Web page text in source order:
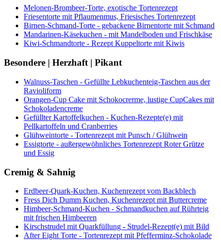
Melonen-Brombeer-Torte, exotische Tortenrezept
Friesentorte mit Pflaumenmus, Friesisches Tortenrezept
Birnen-Schmand-Torte - gebackene Birnentorte mit Schmand
Mandarinen-Käsekuchen - mit Mandelboden und Frischkäse
Kiwi-Schmandtorte - Rezept Kuppeltorte mit Kiwis
Besondere | Herzhaft | Pikant
Walnuss-Taschen - Gefüllte Lebkuchenteig-Taschen aus der
Ravioliform
Orangen-Cup Cake mit Schokocrerme, lustige CupCakes mit
Schokoladencreme
Gefüllter Kartoffelkuchen - Kuchen-Rezepte(e) mit
Pellkartoffeln und Cranberries
Glühweintorte - Tortenrezept mit Punsch / Glühwein
Essigtorte - außergewöhnliches Tortenrezept Roter Grütze
und Essig
Cremig & Sahnig
Erdbeer-Quark-Kuchen, Kuchenrezept vom Backblech
Fress Dich Dumm Kuchen, Kuchenrezept mit Buttercreme
Himbeer-Schmand-Kuchen - Schmandkuchen auf Rührteig
mit frischen Himbeeren
Kirschstrudel mit Quarkfüllung - Strudel-Rezept(e) mit Bild
After Eight Torte - Tortenrezept mit Pfefferminz-Schokolade